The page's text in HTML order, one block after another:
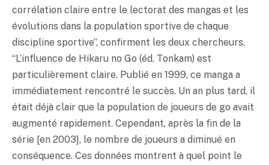
corrélation claire entre le lectorat des mangas et les
évolutions dans la population sportive de chaque
discipline sportive”, confirment les deux chercheurs.
“L’influence de Hikaru no Go (éd. Tonkam) est
particulièrement claire. Publié en 1999, ce manga a
immédiatement rencontré le succès. Un an plus tard, il
était déjà clair que la population de joueurs de go avait
augmenté rapidement. Cependant, après la fin de la
série [en 2003], le nombre de joueurs a diminué en
conséquence. Ces données montrent à quel point le